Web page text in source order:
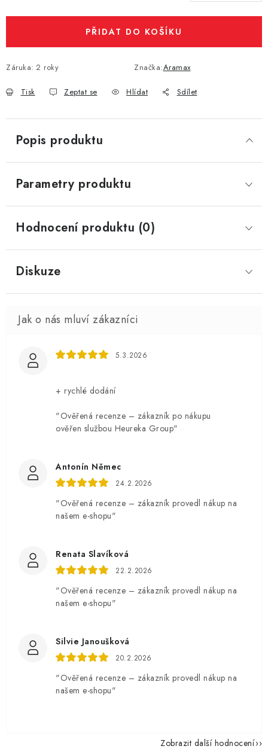
PŘIDAT DO KOŠÍKU
Záruka: 2 roky Značka:Aramax
Tisk Zeptat se Hlídat Sdílet
Popis produktu
Parametry produktu
Hodnocení produktu (0)
Diskuze
5.3.2026
+ rychlé dodání
"Ověřená recenze – zákazník po nákupu
ověřen službou Heureka Group"
Antonín Němec
24.2.2026
"Ověřená recenze – zákazník provedl nákup na
našem e-shopu"
Renata Slavíková
22.2.2026
"Ověřená recenze – zákazník provedl nákup na
našem e-shopu"
Silvie Janoušková
20.2.2026
"Ověřená recenze – zákazník provedl nákup na
našem e-shopu"
Zobrazit další hodnocení